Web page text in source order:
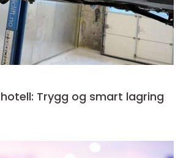
Trygg og smart lagring